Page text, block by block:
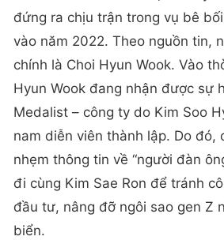
đứng ra chịu trận trong vụ bê
vào năm 2022. Theo nguồn tin,
chính là Choi Hyun Wook. Vào
Hyun Wook đang nhận được sự
Medalist – công ty do Kim Soo
nam diễn viên thành lập. Do đó,
nhẹm thông tin về “người đàn
đi cùng Kim Sae Ron để tránh
đầu tư, nâng đỡ ngôi sao gen Z
biển.